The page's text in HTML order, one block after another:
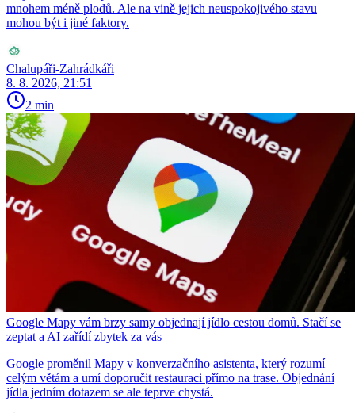
mnohem méně plodů. Ale na vině jejich neuspokojivého stavu
mohou být i jiné faktory.
Chalupáři-Zahrádkáři
8. 8. 2026, 21:51
2 min
Google Mapy vám brzy samy objednají jídlo cestou domů. Stačí se
zeptat a AI zařídí zbytek za vás
Google proměnil Mapy v konverzačního asistenta, který rozumí
celým větám a umí doporučit restauraci přímo na trase. Objednání
jídla jedním dotazem se ale teprve chystá.